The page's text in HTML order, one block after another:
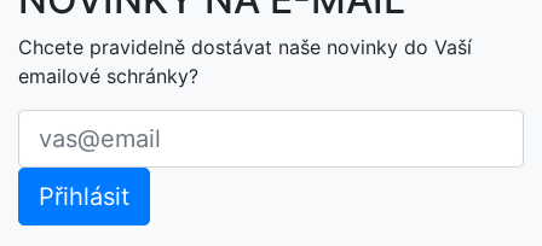
Chcete pravidelně dostávat naše novinky do Vaší
emailové schránky?